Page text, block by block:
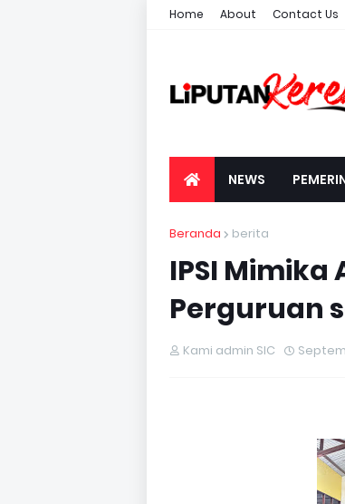
Home About Contact Us
NEWS
Beranda berita
IPSI
Perguruan
Kami admin SIC